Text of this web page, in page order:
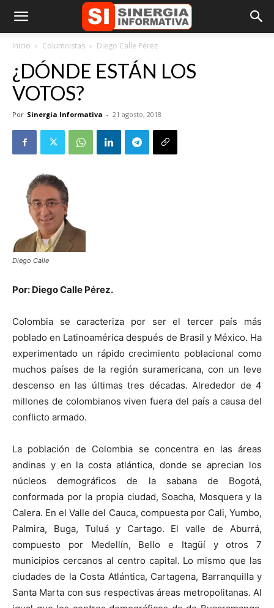
Inicio Columnistas Diego Calle Pérez
¿DÓNDE ESTÁN LOS
VOTOS?
Por Sinergia Informativa - 21 agosto, 2018
Diego Calle
Por: Diego Calle Pérez.
Colombia se caracteriza por ser el tercer país más
poblado en Latinoamérica después de Brasil y México. Ha
experimentado un rápido crecimiento poblacional como
muchos países de la región suramericana, con un leve
descenso en las últimas tres décadas. Alrededor de 4
millones de colombianos viven fuera del país a causa del
conflicto armado.
La población de Colombia se concentra en las áreas
andinas y en la costa atlántica, donde se aprecian los
núcleos demográficos de la sabana de Bogotá,
conformada por la propia ciudad, Soacha, Mosquera y la
Calera. En el Valle del Cauca, compuesta por Cali, Yumbo,
Palmira, Buga, Tuluá y Cartago. El valle de Aburrá,
compuesto por Medellín, Bello e Itagüí y otros 7
municipios cercanos al centro capital. Lo mismo que las
ciudades de la Costa Atlántica, Cartagena, Barranquilla y
Santa Marta con sus respectivas áreas metropolitanas. Al